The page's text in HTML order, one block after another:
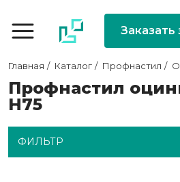
Заказать
Главная Каталог Профнастил
Профнастил
Н75
ФИЛЬТР